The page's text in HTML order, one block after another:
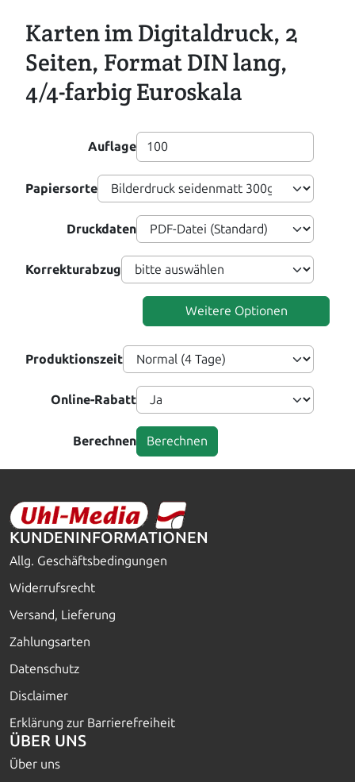
Karten im Digitaldruck, 2
Seiten, Format DIN lang,
4/4-farbig Euroskala
Auflage
Papiersorte
Druckdaten
Korrekturabzug
Weitere Optionen
Produktionszeit
Online-Rabatt
Berechnen
KUNDENINFORMATIONEN
Allg. Geschäftsbedingungen
Widerrufsrecht
Versand, Lieferung
Zahlungsarten
Datenschutz
Disclaimer
Erklärung zur Barrierefreiheit
ÜBER UNS
Über uns